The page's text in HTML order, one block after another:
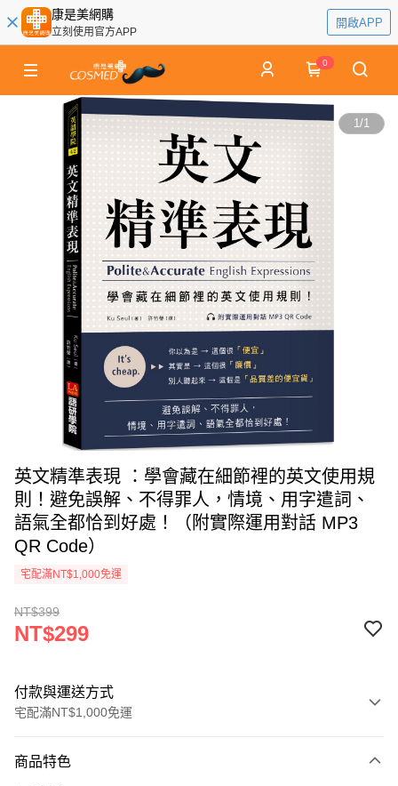
康是美網購
立刻使用官方APP
開啟APP
0
1/1
英文精準表現 ：學會藏在細節裡的英文使用規
則！避免誤解、不得罪人，情境、用字遣詞、
語氣全都恰到好處！（附實際運用對話 MP3
QR Code）
宅配滿NT$1,000免運
NT$399
NT$299
付款與運送方式
宅配滿NT$1,000免運
icash Pay
商品特色